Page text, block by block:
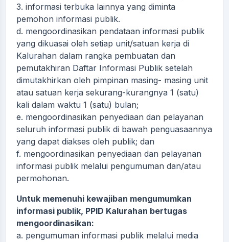
3. informasi terbuka lainnya yang diminta
pemohon informasi publik.
d. mengoordinasikan pendataan informasi publik
yang dikuasai oleh setiap unit/satuan kerja di
Kalurahan dalam rangka pembuatan dan
pemutakhiran Daftar Informasi Publik setelah
dimutakhirkan oleh pimpinan masing- masing unit
atau satuan kerja sekurang-kurangnya 1 (satu)
kali dalam waktu 1 (satu) bulan;
e. mengoordinasikan penyediaan dan pelayanan
seluruh informasi publik di bawah penguasaannya
yang dapat diakses oleh publik; dan
f. mengoordinasikan penyediaan dan pelayanan
informasi publik melalui pengumuman dan/atau
permohonan.
Untuk memenuhi kewajiban mengumumkan
informasi publik, PPID Kalurahan bertugas
mengoordinasikan:
a. pengumuman informasi publik melalui media